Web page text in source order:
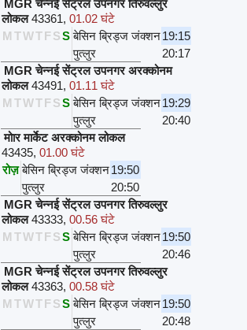
MGR चेन्नई सेंट्रल उपनगर तिरुवल्लुर
लोकल 43361, 01.02 घंटे
M TWTFSS बेसिन ब्रिड्ज जंक्शन19:15
पुत्लुर
20:17
MGR चेन्नई सेंट्रल उपनगर अरक्कोनम
लोकल 43491, 01.11 घंटे
M TWTFSS बेसिन ब्रिड्ज जंक्शन19:29
पुत्लुर
20:40
मोार मार्केट अरक्कोनम लोकल
43435, 01.00 घंटे
रोज़ बेसिन ब्रिड्ज जंक्शन19:50
पुत्लुर
20:50
MGR चेन्नई सेंट्रल उपनगर तिरुवल्लुर
लोकल 43333, 00.56 घंटे
M TWTFSS बेसिन ब्रिड्ज जंक्शन19:50
पुत्लुर
20:46
MGR चेन्नई सेंट्रल उपनगर तिरुवल्लुर
लोकल 43363, 00.58 घंटे
M TWTFSS बेसिन ब्रिड्ज जंक्शन19:50
पुत्लुर
20:48